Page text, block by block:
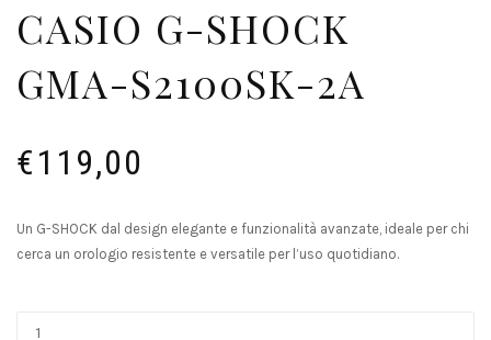
CASIO G-SHOCK
GMA-S2100SK-2A
€119,00
Un G-SHOCK dal design elegante e funzionalità avanzate, ideale per chi
cerca un orologio resistente e versatile per l’uso quotidiano.